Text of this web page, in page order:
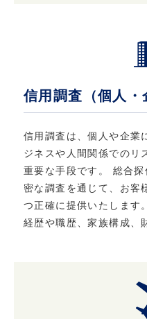
信用調査（個人・
信用調査は、個人や企業
ジネスや人間関係でのリ
重要な手段です。 総合
密な調査を通じて、お客
つ正確に提供いたします
経歴や職歴、家族構成、